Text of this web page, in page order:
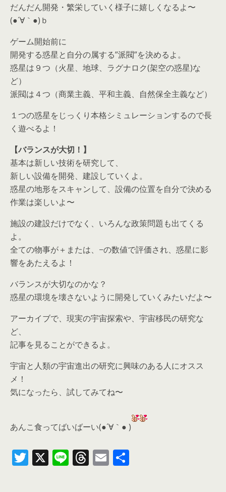
だんだん開発・繁栄していく様子に嬉しくなるよ〜
(●´∀｀●)ｂ
ゲーム開始前に
開発する惑星と自分の属する”派閥”を決めるよ。
惑星は９つ（火星、地球、ラグナロク(架空の惑星)な
ど）
派閥は４つ（商業主義、平和主義、自然保全主義など）
１つの惑星をじっくり本格シミュレーションするので長
く遊べるよ！
【バランスが大切！】
基本は新しい技術を研究して、
新しい設備を開発、建設していくよ。
惑星の地形をスキャンして、設備の位置を自分で決める
作業は楽しいよ〜
施設の建設だけでなく、いろんな政策問題も出てくる
よ。
全ての物事が＋または、−の数値で評価され、惑星に影
響をあたえるよ！
バランスが大切なのかな？
惑星の環境を壊さないように開発していくみたいだよ〜
アーカイブで、現実の宇宙探索や、宇宙移民の研究な
ど、
記事を見ることができるよ。
宇宙と人類の宇宙進出の研究に興味のある人にオスス
メ！
気になったら、 試してみてね〜
あんこ食ってばいばーい(●´∀｀● )
T X Li T E